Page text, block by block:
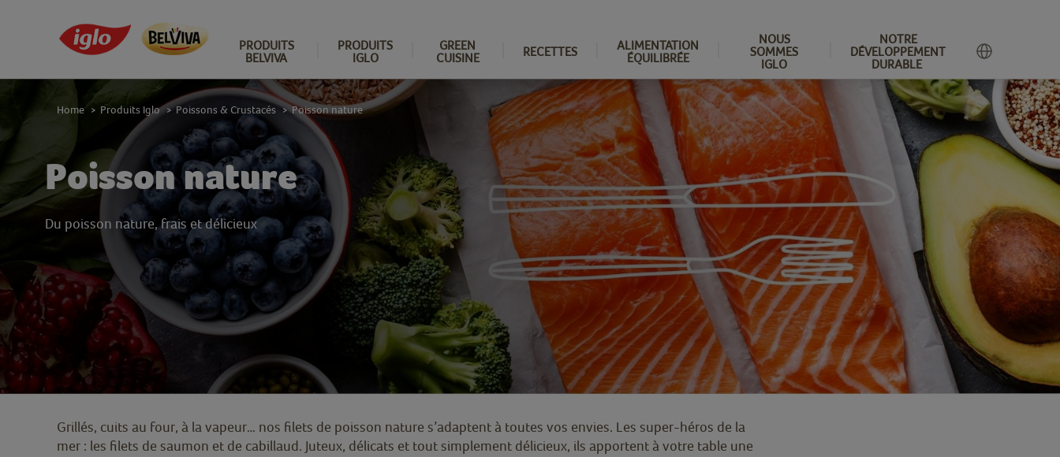
PRODUITS
BELVIVA
PRODUITS
IGLO
GREEN
CUISINE
RECETTES
ALIMENTATION
ÉQUILIBRÉE
NOUS
SOMMES
IGLO
NOTRE
DÉVELOPPEMENT
DURABLE
Poisson nature
Du poisson nature, frais et délicieux
Home > Produits Iglo > Poissons & Crustacés > Poisson nature
Grillés, cuits au four, à la vapeur… nos filets de poisson nature s’adaptent à toutes vos envies. Les super-héros de la
mer : les filets de saumon et de cabillaud. Juteux, délicats et tout simplement délicieux, ils apportent à votre table une